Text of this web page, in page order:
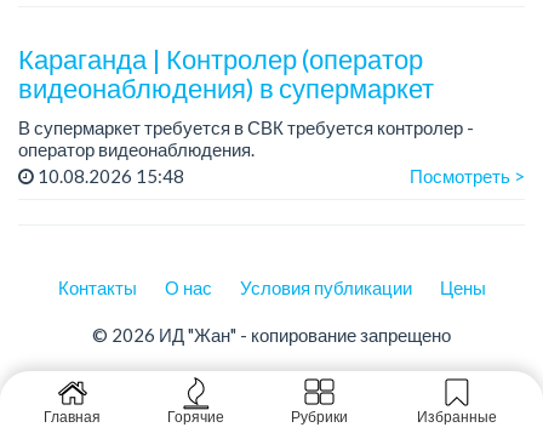
Караганда | Контролер (оператор
видеонаблюдения) в супермаркет
В супермаркет требуется в СВК требуется контролер -
оператор видеонаблюдения.
График работы: 2/2, с 09 ч до 23 ч.
10.08.2026 15:48 Посмотреть >
Контакты О нас Условия публикации Цены
© 2026 ИД "Жан" - копирование запрещено
Главная Горячие Рубрики Избранные